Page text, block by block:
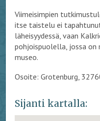
Viimeisimpien
itse taistelu ei
läheisyydessä, vaan
pohjoispuolella, jossa on
museo.
Osoite: Grotenburg,
Sijanti kartalla: